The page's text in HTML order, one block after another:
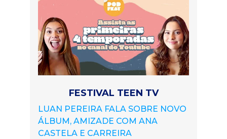
FESTIVAL TEEN TV
LUAN PEREIRA FALA SOBRE NOVO
ÁLBUM, AMIZADE COM ANA
CASTELA E CARREIRA